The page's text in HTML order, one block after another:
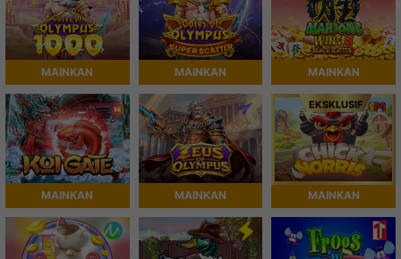
MAINKAN MAINKAN MAINKAN
MAINKAN MAINKAN
EKSKLUSIF
MAINKAN